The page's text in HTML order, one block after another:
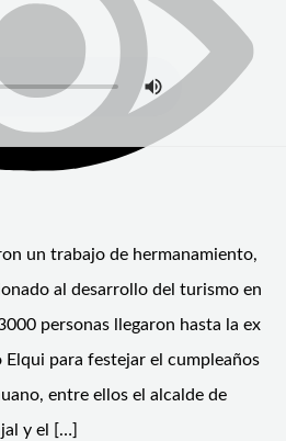
un trabajo de hermanamiento,
al desarrollo del turismo en
personas llegaron hasta la ex
para festejar el cumpleaños
entre ellos el alcalde de
y el […]